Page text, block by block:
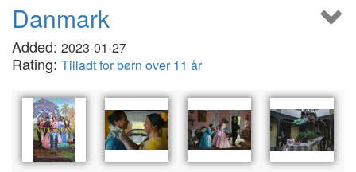
Danmark
Added: 2023-01-27
Rating: Tilladt for børn over 11 år